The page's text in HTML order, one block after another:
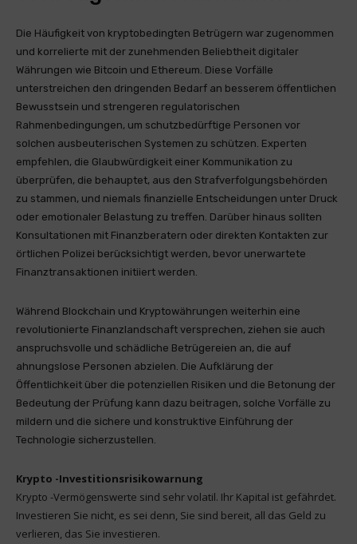
Die Häufigkeit von kryptobedingten Betrügern war zugenommen
und korrelierte mit der zunehmenden Beliebtheit digitaler
Währungen wie Bitcoin und Ethereum. Diese Vorfälle
unterstreichen den dringenden Bedarf an besserem öffentlichen
Bewusstsein und strengeren regulatorischen
Rahmenbedingungen, um schutzbedürftige Personen vor
solchen ausbeuterischen Systemen zu schützen. Experten
empfehlen, die Glaubwürdigkeit einer Kommunikation zu
überprüfen, die behauptet, aus den Strafverfolgungsbehörden
zu stammen, und niemals finanzielle Entscheidungen unter Druck
oder emotionaler Belastung zu treffen. Darüber hinaus sollten
Konsultationen mit Finanzberatern oder direkten Kontakten zur
örtlichen Polizei berücksichtigt werden, bevor unerwartete
Finanztransaktionen initiiert werden.
Während Blockchain und Kryptowährungen weiterhin eine
revolutionierte Finanzlandschaft versprechen, ziehen sie auch
anspruchsvolle und schädliche Betrügereien an, die auf
ahnungslose Personen abzielen. Die Aufklärung der
Öffentlichkeit über die potenziellen Risiken und die Betonung der
Bedeutung der Prüfung kann dazu beitragen, solche Vorfälle zu
mildern und die sichere und konstruktive Einführung der
Technologie sicherzustellen.
Krypto -Investitionsrisikowarnung
Krypto -Vermögenswerte sind sehr volatil. Ihr Kapital ist gefährdet.
Investieren Sie nicht, es sei denn, Sie sind bereit, all das Geld zu
verlieren, das Sie investieren.